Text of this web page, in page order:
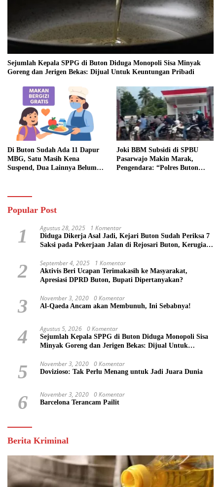
Sejumlah Kepala SPPG di Buton Diduga Monopoli Sisa Minyak
Goreng dan Jerigen Bekas: Dijual Untuk Keuntungan Pribadi
Di Buton Sudah Ada 11 Dapur
MBG, Satu Masih Kena
Suspend, Dua Lainnya Belum
Joki BBM Subsidi di SPBU
Pasarwajo Makin Marak,
Pengendara: “Polres Buton
Popular Post
1 Agustus 28, 2025 1 Komentar
Diduga Dikerja Asal Jadi, Kejari Buton Sudah Periksa 7
Saksi pada Pekerjaan Jalan di Rejosari Buton, Kerugian
2 September 4, 2025 1 Komentar
Aktivis Beri Ucapan Terimakasih ke Masyarakat,
Apresiasi DPRD Buton, Bupati Dipertanyakan?
3 November 3, 2020 0 Komentar
Al-Qaeda Ancam akan Membunuh, Ini Sebabnya!
4 Agustus 5, 2026 0 Komentar
Sejumlah Kepala SPPG di Buton Diduga Monopoli Sisa
Minyak Goreng dan Jerigen Bekas: Dijual Untuk
5 November 3, 2020 0 Komentar
Dovizioso: Tak Perlu Menang untuk Jadi Juara Dunia
6 November 3, 2020 0 Komentar
Barcelona Terancam Pailit
Berita Kriminal